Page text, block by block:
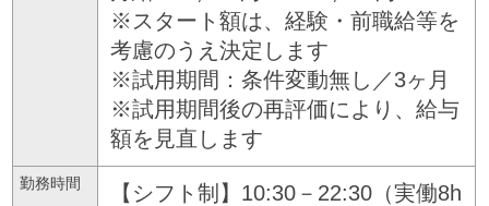
※スタート額は、経験・前職給等を
考慮のうえ決定します
※試用期間：条件変動無し／3ヶ月
※試用期間後の再評価により、給与
額を見直します
勤務時間
【シフト制】10:30－22:30（実働8h